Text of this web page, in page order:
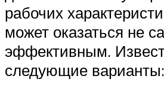
рабочих
может оказаться не
эффективным.
следующие варианты: